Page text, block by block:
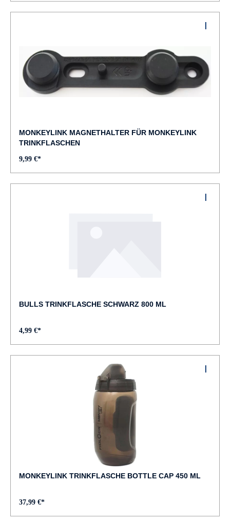
MONKEYLINK MAGNETHALTER FÜR MONKEYLINK
TRINKFLASCHEN
9,99 €*
BULLS TRINKFLASCHE SCHWARZ 800 ML
4,99 €*
MONKEYLINK TRINKFLASCHE BOTTLE CAP 450 ML
37,99 €*